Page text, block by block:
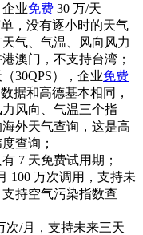
企业免费 30 万/天
单，没有逐小时的天气
气、气温、风向风力
澳门，不支持台湾；
30QPS），企业免费
据和高德基本相同，
风向、气温三个指
外天气查询，这是高
查询；
7 天免费试用期；
100 万次调用，支持未
持空气污染指数查
次/月，支持未来三天